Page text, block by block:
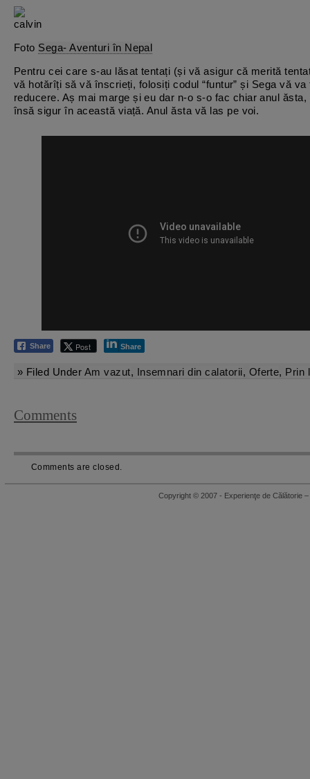
Foto Sega- Aventuri în Nepal
Pentru cei care s-au lăsat tentați (și vă asigur că merită
vă hotărîți să vă înscrieți, folosiți codul “funtur” și Sega vă va
reducere. Aș mai marge și eu dar n-o s-o fac chiar anul
însă sigur în această viață. Anul ăsta vă las pe voi.
Share Post Share
» Filed Under Am vazut, Insemnari din calatorii, Oferte, Prin
Comments
Comments are closed.
Copyright © 2007 - Experienţe de Călătorie